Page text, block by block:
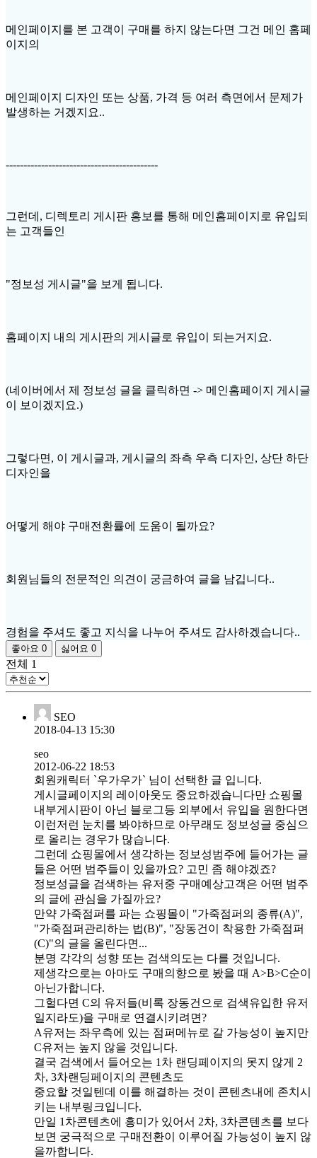
메인페이지를 본 고객이 구매를 하지 않는다면 그건 메인 홈페
이지의
메인페이지 디자인 또는 상품, 가격 등 여러 측면에서 문제가
발생하는 거겠지요..
-------------------------------------------
그런데, 디렉토리 게시판 홍보를 통해 메인홈페이지로 유입되
는 고객들인
"정보성 게시글"을 보게 됩니다.
홈페이지 내의 게시판의 게시글로 유입이 되는거지요.
(네이버에서 제 정보성 글을 클릭하면 -> 메인홈페이지 게시글
이 보이겠지요.)
그렇다면, 이 게시글과, 게시글의 좌측 우측 디자인, 상단 하단
디자인을
어떻게 해야 구매전환률에 도움이 될까요?
회원님들의 전문적인 의견이 궁금하여 글을 남깁니다..
경험을 주셔도 좋고 지식을 나누어 주셔도 감사하겠습니다..
좋아요 0 싫어요 0
전체 1
SEO
2018-04-13 15:30
seo
2012-06-22 18:53
회원캐릭터 `우가우가` 님이 선택한 글 입니다.
게시글페이지의 레이아웃도 중요하겠습니다만 쇼핑몰
내부게시판이 아닌 블로그등 외부에서 유입을 원한다면
이런저런 눈치를 봐야하므로 아무래도 정보성글 중심으
로 올리는 경우가 많습니다.
그런데 쇼핑몰에서 생각하는 정보성범주에 들어가는 글
들은 어떤 범주들이 있을까요? 고민 좀 해야겠죠?
정보성글을 검색하는 유저중 구매예상고객은 어떤 범주
의 글에 관심을 가질까요?
만약 가죽점퍼를 파는 쇼핑몰이 "가죽점퍼의 종류(A)",
"가죽점퍼관리하는 법(B)", "장동건이 착용한 가죽점퍼
(C)"의 글을 올린다면...
분명 각각의 성향 또는 검색의도는 다를 것입니다.
제생각으로는 아마도 구매의향으로 봤을 때 A>B>C순이
아닌가합니다.
그헐다면 C의 유저들(비록 장동건으로 검색유입한 유저
일지라도)을 구매로 연결시키려면?
A유저는 좌우측에 있는 점퍼메뉴로 갈 가능성이 높지만
C유저는 높지 않을 것입니다.
결국 검색에서 들어오는 1차 랜딩페이지의 못지 않게 2
차, 3차랜딩페이지의 콘텐츠도
중요할 것일텐데 이를 해결하는 것이 콘텐츠내에 존치시
키는 내부링크입니다.
만일 1차콘텐츠에 흥미가 있어서 2차, 3차콘텐츠를 보다
보면 궁극적으로 구매전환이 이루어질 가능성이 높지 않
을까합니다.